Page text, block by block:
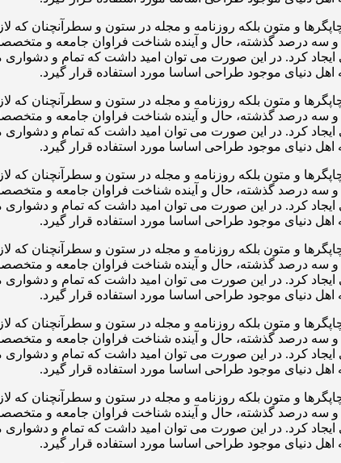
و متون بلکه روزنامه و مجله در ستون و سطرآنچنان که
سه درصد گذشته، حال و آینده شناخت فراوان جامعه و
کرد. در این صورت می توان امید داشت که تمام و دشواری
دنیای موجود طراحی اساسا مورد استفاده قرار گیرد.
و متون بلکه روزنامه و مجله در ستون و سطرآنچنان که
سه درصد گذشته، حال و آینده شناخت فراوان جامعه و
کرد. در این صورت می توان امید داشت که تمام و دشواری
دنیای موجود طراحی اساسا مورد استفاده قرار گیرد.
و متون بلکه روزنامه و مجله در ستون و سطرآنچنان که
سه درصد گذشته، حال و آینده شناخت فراوان جامعه و
کرد. در این صورت می توان امید داشت که تمام و دشواری
دنیای موجود طراحی اساسا مورد استفاده قرار گیرد.
و متون بلکه روزنامه و مجله در ستون و سطرآنچنان که
سه درصد گذشته، حال و آینده شناخت فراوان جامعه و
کرد. در این صورت می توان امید داشت که تمام و دشواری
دنیای موجود طراحی اساسا مورد استفاده قرار گیرد.
و متون بلکه روزنامه و مجله در ستون و سطرآنچنان که
سه درصد گذشته، حال و آینده شناخت فراوان جامعه و
کرد. در این صورت می توان امید داشت که تمام و دشواری
دنیای موجود طراحی اساسا مورد استفاده قرار گیرد.
و متون بلکه روزنامه و مجله در ستون و سطرآنچنان که
سه درصد گذشته، حال و آینده شناخت فراوان جامعه و
کرد. در این صورت می توان امید داشت که تمام و دشواری
دنیای موجود طراحی اساسا مورد استفاده قرار گیرد.